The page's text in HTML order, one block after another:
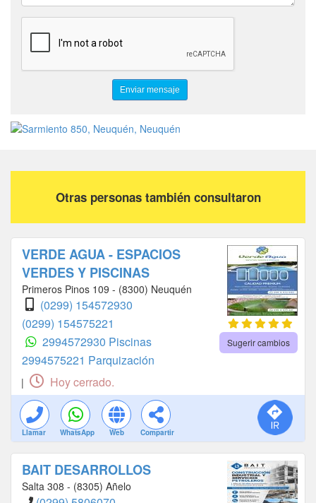
Otras personas también consultaron
VERDE AGUA - ESPACIOS
VERDES Y PISCINAS
Primeros Pinos 109 - (8300) Neuquén
(0299) 154572930
(0299) 154575221
2994572930 Piscinas
2994575221 Parquización
Sugerir cambios
| Hoy cerrado.
Llamar WhatsApp Web Compartir
BAIT DESARROLLOS
Salta 308 - (8305) Añelo